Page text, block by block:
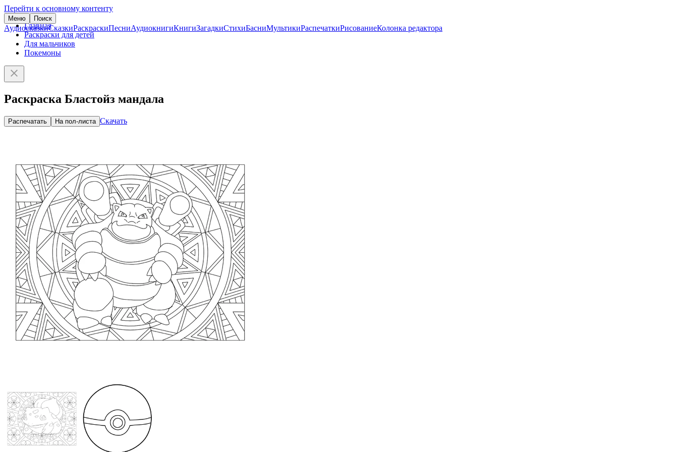
Перейти к основному контенту
Меню Поиск
АудиосказкиСказкиРаскраскиПесниАудиокнигиКнигиЗагадкиСтихиБасниМультикиРаспечаткиРисованиеКолонка редактора
Главная
Раскраски для детей
Для мальчиков
Покемоны
Раскраска Бластойз мандала
Распечатать На пол-листа Скачать